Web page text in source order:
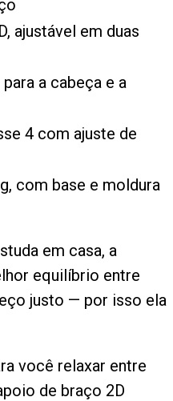
ajustável em duas
a cabeça e a
4 com ajuste de
com base e moldura
em casa, a
equilíbrio entre
justo — por isso ela
você relaxar entre
de braço 2D